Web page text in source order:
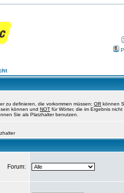
zu definieren, die vorkommen müssen; OR können
können und NOT für Wörter, die im Ergebnis nicht
Sie als Platzhalter benutzen.
Forum: